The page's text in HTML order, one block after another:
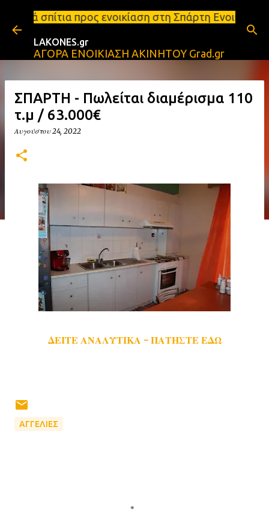
Μετάβαση στο κύριο περιεχόμενο
ενοικίαση στη Σπάρτη Ενοικιάσεις
LAKONES.gr
ΑΓΟΡΑ ΕΝΟΙΚΙΑΣΗ ΑΚΙΝΗΤΟΥ Grad.gr
ΣΠΑΡΤΗ - Πωλείται διαμέρισμα 110
τ.μ / 63.000€
Αυγούστου 24, 2022
ΔΕΙΤΕ ΑΝΑΛΥΤΙΚΑ - ΠΑΤΗΣΤΕ ΕΔΩ
ΑΓΓΕΛΙΕΣ